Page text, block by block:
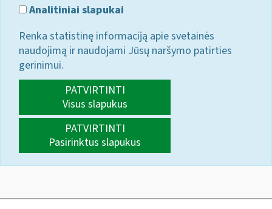
Analitiniai slapukai
Renka statistinę informaciją apie svetainės
naudojimą ir naudojami Jūsų naršymo patirties
gerinimui.
PATVIRTINTI
Visus slapukus
PATVIRTINTI
Pasirinktus slapukus